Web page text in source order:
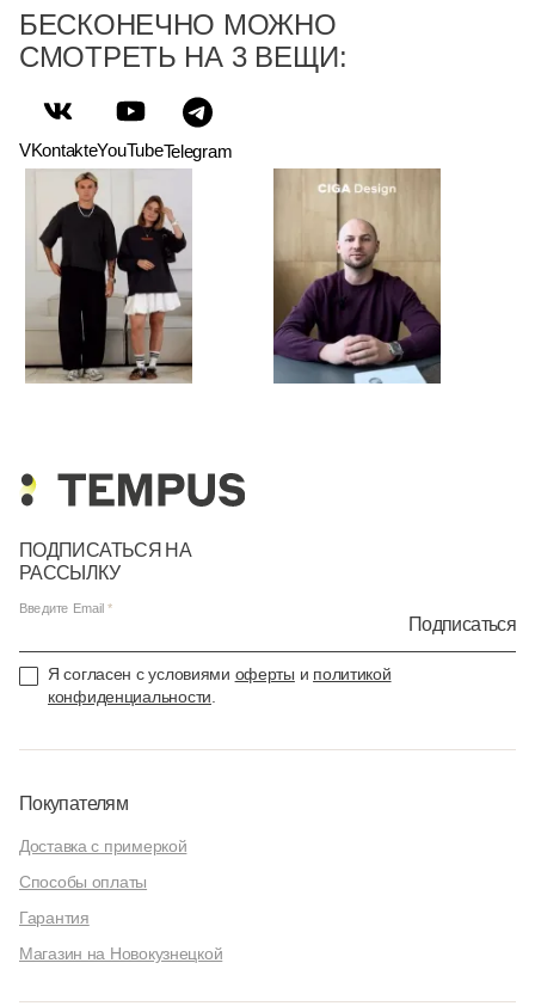
БЕСКОНЕЧНО МОЖНО
СМОТРЕТЬ НА 3 ВЕЩИ:
VKontakteYouTubeTelegram
ПОДПИСАТЬСЯ НА
РАССЫЛКУ
Введите Email
Подписаться
Я согласен с условиями оферты и политикой
конфиденциальности
Покупателям
Доставка с примеркой
Способы оплаты
Гарантия
Магазин на Новокузнецкой